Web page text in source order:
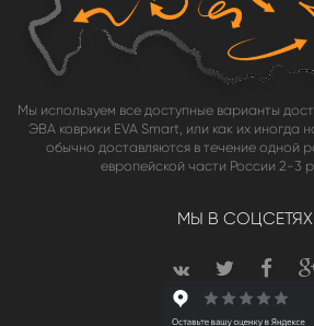
Мы используем все доступные варианты
ЭВА коврики EVA Smart, или как их иногда
обычно доставляются в течение одной
европейской части России 2-3
МЫ В СОЦСЕТЯХ